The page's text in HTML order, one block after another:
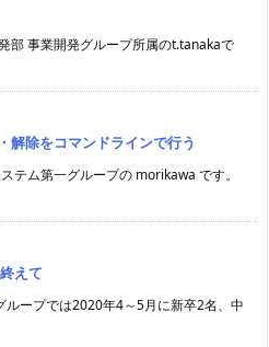
部 事業開発グループ所属のt.tanakaで
解除をコマンドラインで行う
テム第一グループの morikawa です。
えて
ープでは2020年4～5月に新卒2名、中